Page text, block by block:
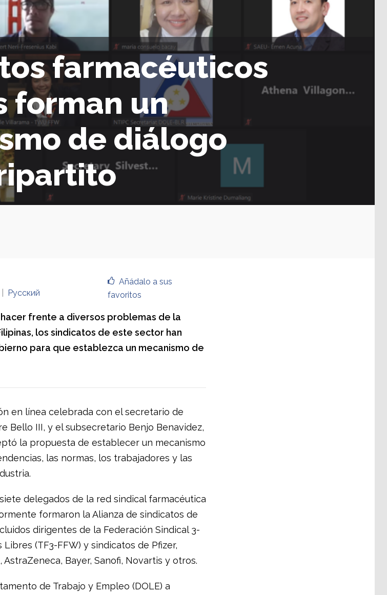
farmacéuticos
forman un
de diálogo
Añádalo a sus
favoritos
Русский
hacer frente a diversos problemas de la
los sindicatos de este sector han
para que establezca un mecanismo de
en línea celebrada con el secretario de
Bello III, y el subsecretario Benjo Benavidez,
la propuesta de establecer un mecanismo
las normas, los trabajadores y las
delegados de la red sindical farmacéutica
formaron la Alianza de sindicatos de
dirigentes de la Federación Sindical 3-
(TF3-FFW) y sindicatos de Pfizer,
AstraZeneca, Bayer, Sanofi, Novartis y otros.
de Trabajo y Empleo (DOLE) a